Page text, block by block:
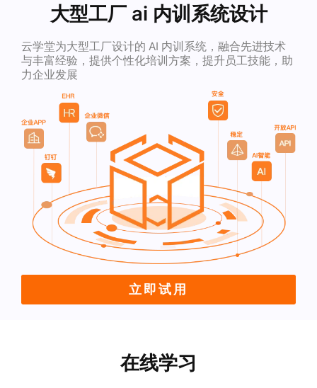
大型工厂 ai 内训系统设计
云学堂为大型工厂设计的 AI 内训系统，融合先进技术
与丰富经验，提供个性化培训方案，提升员工技能，助
力企业发展
立即试用
在线学习